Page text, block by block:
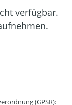
verfügbar.
(GPSR):